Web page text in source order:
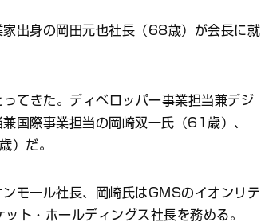
出身の岡田元也社長（68歳）が会長に就
てきた。ディベロッパー事業担当兼デジ
国際事業担当の岡崎双一氏（61歳）、
）だ。
モール社長、岡崎氏はGMSのイオンリテ
ト・ホールディングス社長を務める。